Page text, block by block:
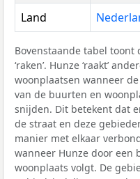
Land
Bovenstaande tabel
‘raken’. Hunze ‘raakt’
woonplaatsen wanneer
van de buurten en
snijden. Dit betekent dat
de straat en deze
manier met elkaar
wanneer Hunze door een
woonplaats volgt. De